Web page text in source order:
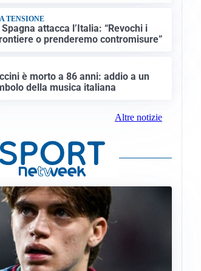
TENSIONE
attacca l’Italia: “Revochi i
o prenderemo contromisure”
è morto a 86 anni: addio a un
della musica italiana
Altre notizie